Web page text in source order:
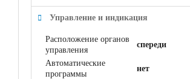
Управление и индикация
Расположение органов
управления
спереди
Автоматические
программы
нет